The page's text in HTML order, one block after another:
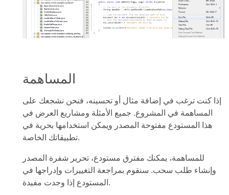
إذا كنت ترغب في إضافة مثال أو تحسينه، فنحن نشجعك على
المساهمة في المشروع. جميع الأمثلة ومشاريع العرض في
هذا المستودع مفتوحة المصدر ويمكن استخدامها بحرية في
تطبيقاتك الخاصة.
للمساهمة، يمكنك مفترق مستودع، تحرير شفرة المصدر
وإنشاء طلب سحب. سنقوم بمراجعة التغييرات وإدراجها في
المستودع إذا وجدت مفيدة.